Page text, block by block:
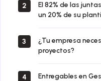
2
El 82% de las
un 20% de su
3
¿Tu empresa
proyectos?
4 Entregables en